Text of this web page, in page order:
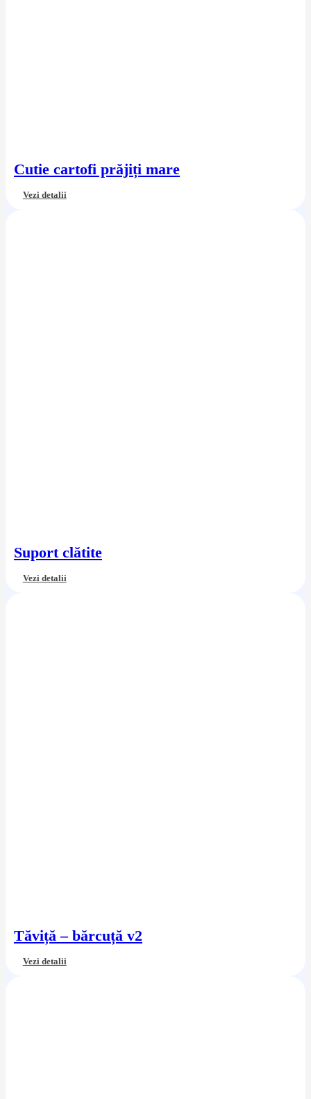
Cutie cartofi prăjiți mare
Vezi detalii
Suport clătite
Vezi detalii
Tăviță – bărcuță v2
Vezi detalii